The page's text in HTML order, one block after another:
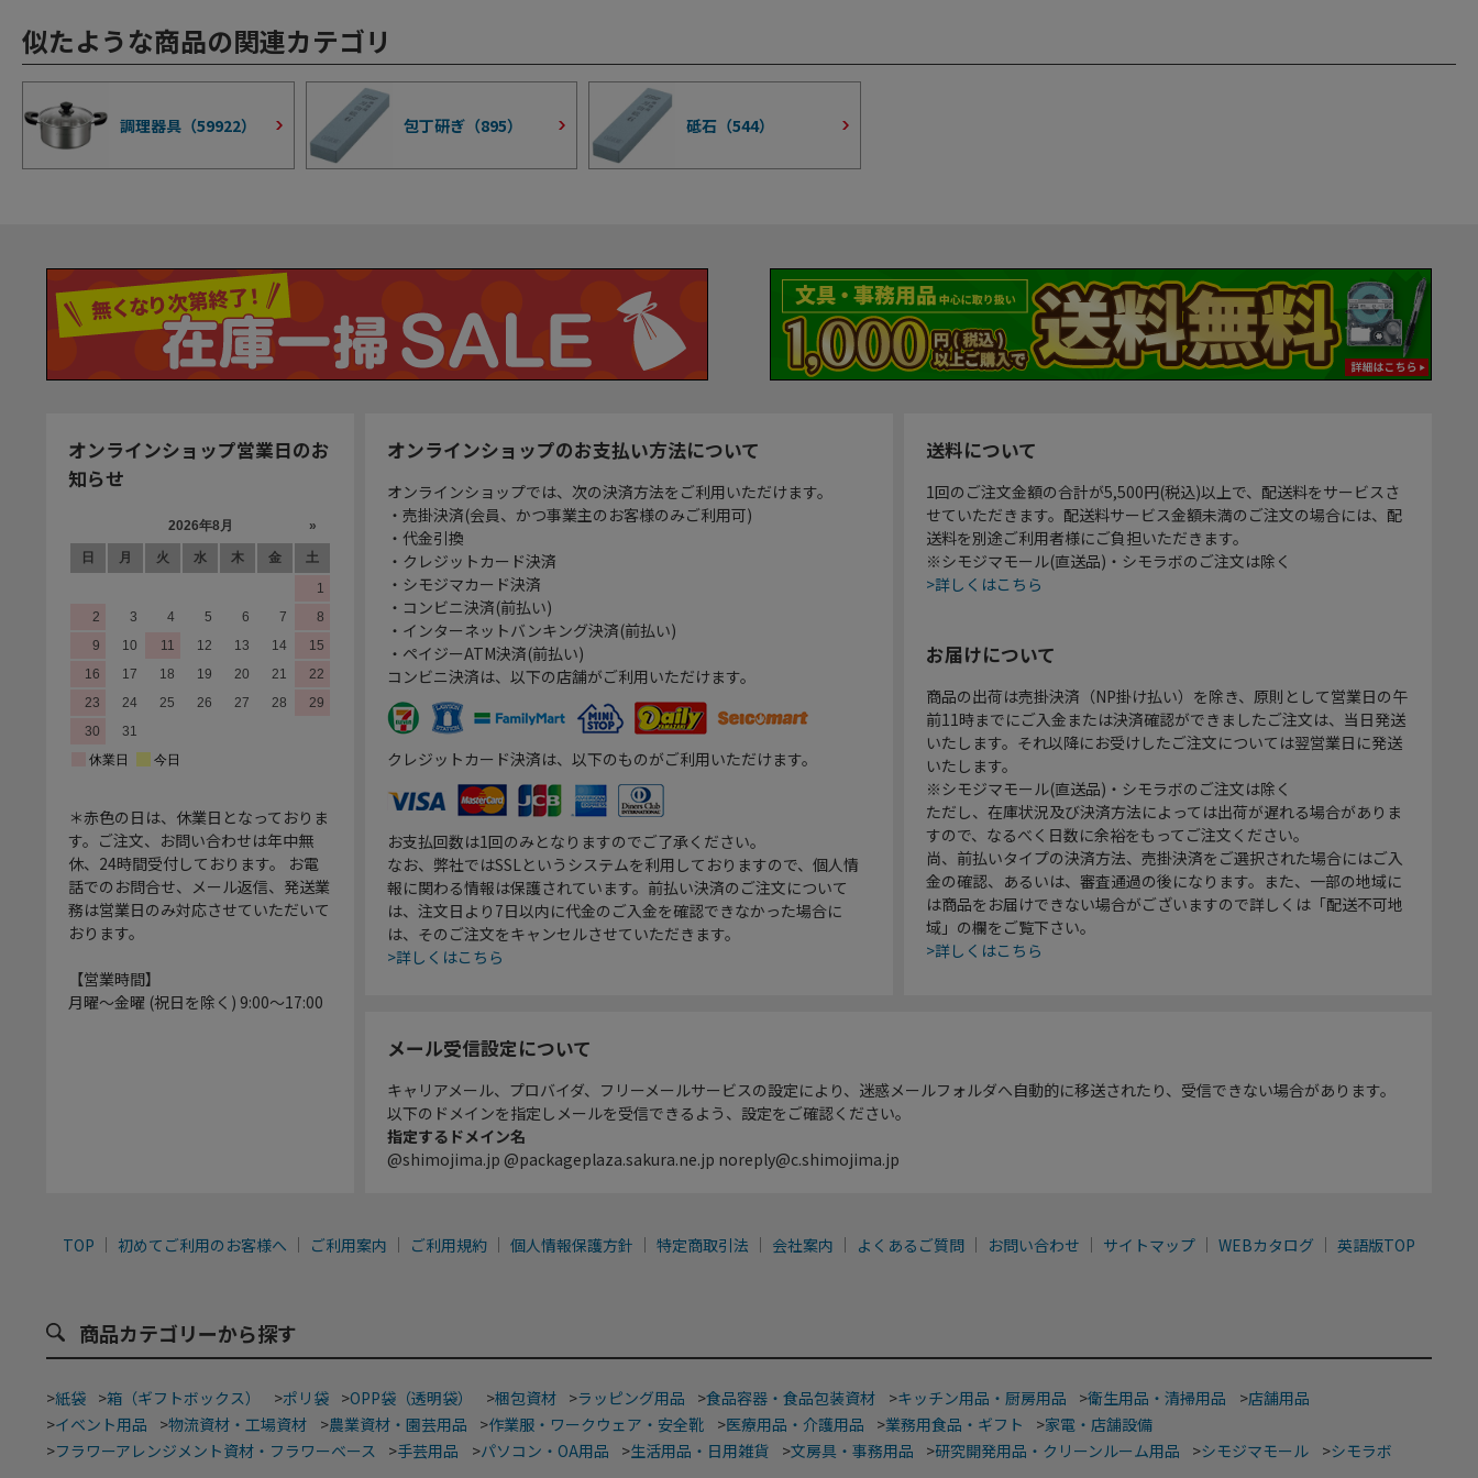
似たような商品の関連カテゴリ
調理器具（59922） 包丁研ぎ（895） 砥石（544）
オンラインショップ営業日のお
知らせ
＊赤色の日は、休業日となっておりま
す。ご注文、お問い合わせは年中無
休、24時間受付しております。 お電
話でのお問合せ、メール返信、発送業
務は営業日のみ対応させていただいて
おります。
【営業時間】
月曜～金曜 (祝日を除く) 9:00～17:00
オンラインショップのお支払い方法について
オンラインショップでは、次の決済方法をご利用いただけます。
・売掛決済(会員、かつ事業主のお客様のみご利用可)
・代金引換
・クレジットカード決済
・シモジマカード決済
・コンビニ決済(前払い)
・インターネットバンキング決済(前払い)
・ペイジーATM決済(前払い)
コンビニ決済は、以下の店舗がご利用いただけます。
クレジットカード決済は、以下のものがご利用いただけます。
お支払回数は1回のみとなりますのでご了承ください。
なお、弊社ではSSLというシステムを利用しておりますので、個人情
報に関わる情報は保護されています。前払い決済のご注文について
は、注文日より7日以内に代金のご入金を確認できなかった場合に
は、そのご注文をキャンセルさせていただきます。
>詳しくはこちら
送料について
1回のご注文金額の合計が5,500円(税込)以上で、配送料をサービスさ
せていただきます。配送料サービス金額未満のご注文の場合には、配
送料を別途ご利用者様にご負担いただきます。
※シモジマモール(直送品)・シモラボのご注文は除く
>詳しくはこちら
お届けについて
商品の出荷は売掛決済（NP掛け払い）を除き、原則として営業日の午
前11時までにご入金または決済確認ができましたご注文は、当日発送
いたします。それ以降にお受けしたご注文については翌営業日に発送
いたします。
※シモジマモール(直送品)・シモラボのご注文は除く
ただし、在庫状況及び決済方法によっては出荷が遅れる場合がありま
すので、なるべく日数に余裕をもってご注文ください。
尚、前払いタイプの決済方法、売掛決済をご選択された場合にはご入
金の確認、あるいは、審査通過の後になります。また、一部の地域に
は商品をお届けできない場合がございますので詳しくは「配送不可地
域」の欄をご覧下さい。
>詳しくはこちら
メール受信設定について
キャリアメール、プロバイダ、フリーメールサービスの設定により、迷惑メールフォルダへ自動的に移送されたり、受信できない場合があります。
以下のドメインを指定しメールを受信できるよう、設定をご確認ください。
指定するドメイン名
@shimojima.jp @packageplaza.sakura.ne.jp noreply@c.shimojima.jp
TOP 初めてご利用のお客様へ ご利用案内 ご利用規約 個人情報保護方針 特定商取引法 会社案内 よくあるご質問 お問い合わせ サイトマップ WEBカタログ 英語版TOP
商品カテゴリーから探す
>紙袋 >箱（ギフトボックス） >ポリ袋 >OPP袋（透明袋） >梱包資材 >ラッピング用品 >食品容器・食品包装資材 >キッチン用品・厨房用品 >衛生用品・清掃用品 >店舗用品
>イベント用品 >物流資材・工場資材 >農業資材・園芸用品 >作業服・ワークウェア・安全靴 >医療用品・介護用品 >業務用食品・ギフト >家電・店舗設備
>フラワーアレンジメント資材・フラワーベース >手芸用品 >パソコン・OA用品 >生活用品・日用雑貨 >文房具・事務用品 >研究開発用品・クリーンルーム用品 >シモジマモール >シモラボ